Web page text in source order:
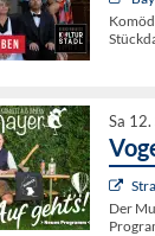
Sa
Der